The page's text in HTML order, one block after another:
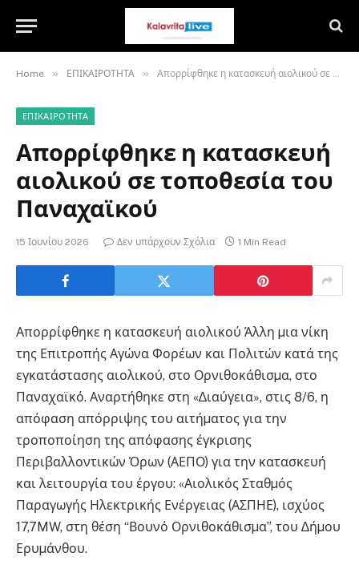
Home » ΕΠΙΚΑΙΡΟΤΗΤΑ » Απορρίφθηκε η κατασκευή αιολικού σε τοποθεσία του Παναχαϊκού
ΕΠΙΚΑΙΡΟΤΗΤΑ
Απορρίφθηκε η κατασκευή
αιολικού σε τοποθεσία του
Παναχαϊκού
15 Ιουνίου 2026 Δεν υπάρχουν Σχόλια 1 Min Read
Απορρίφθηκε η κατασκευή αιολικού Άλλη µια νίκη
της Επιτροπής Αγώνα Φορέων και Πολιτών κατά της
εγκατάστασης αιολικού, στο Ορνιθοκάθισµα, στο
Παναχαϊκό. Αναρτήθηκε στη «∆ιαύγεια», στις 8/6, η
απόφαση απόρριψης του αιτήµατος για την
τροποποίηση της απόφασης έγκρισης
Περιβαλλοντικών Όρων (ΑΕΠΟ) για την κατασκευή
και λειτουργία του έργου: «Αιολικός Σταθµός
Παραγωγής Ηλεκτρικής Ενέργειας (ΑΣΠΗΕ), ισχύος
17,7MW, στη θέση “Βουνό Ορνιθοκάθισµα”, του ∆ήµου
Ερυµάνθου.